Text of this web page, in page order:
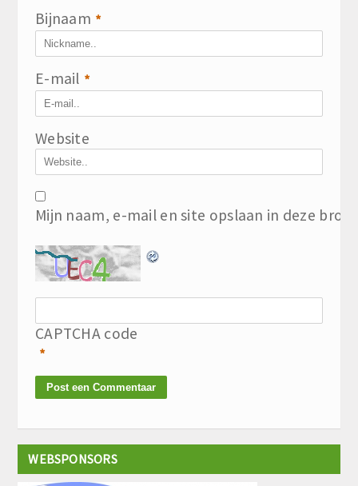
Bijnaam *
E-mail *
Website
Mijn naam, e-mail en site opslaan in deze
CAPTCHA code
*
WEBSPONSORS